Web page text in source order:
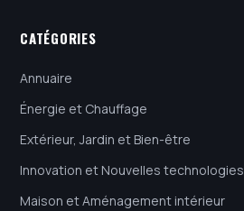
CATÉGORIES
Annuaire
Énergie et Chauffage
Extérieur, Jardin et Bien-être
Innovation et Nouvelles technologies
Maison et Aménagement intérieur